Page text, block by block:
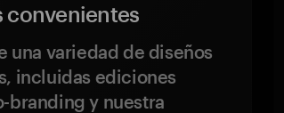
convenientes
una variedad de diseños
incluidas ediciones
branding y nuestra